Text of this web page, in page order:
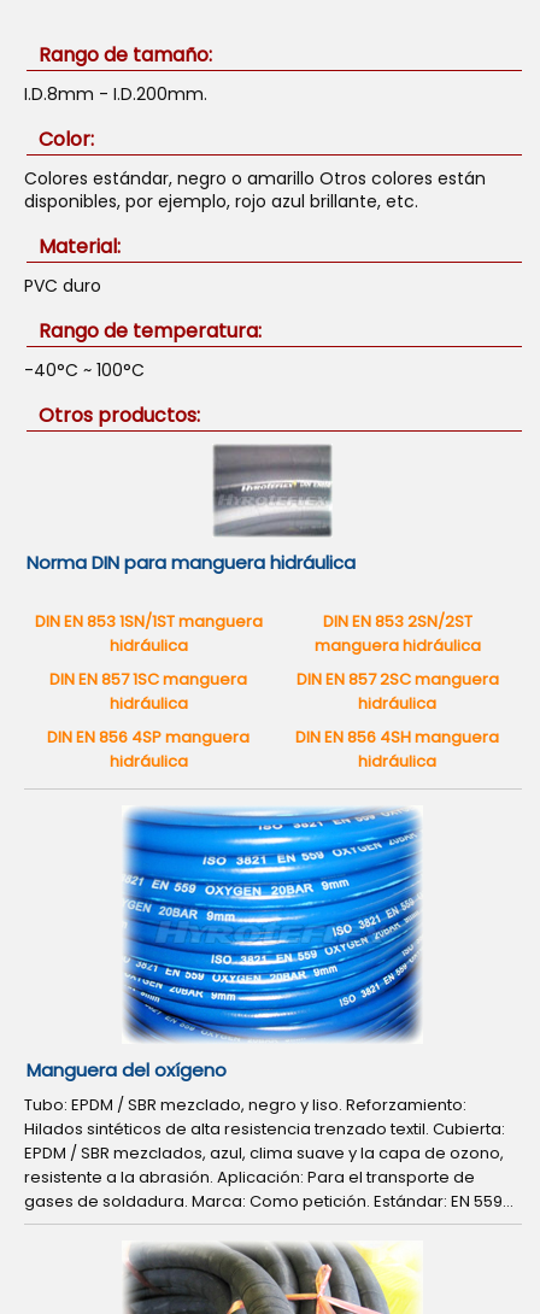
Rango de tamaño:
I.D.8mm - I.D.200mm.
Color:
Colores estándar, negro o amarillo Otros colores están
disponibles, por ejemplo, rojo azul brillante, etc.
Material:
PVC duro
Rango de temperatura:
-40°C ~ 100°C
Otros productos:
Norma DIN para manguera hidráulica
DIN EN 853 1SN/1ST manguera
hidráulica
DIN EN 853 2SN/2ST
manguera hidráulica
DIN EN 857 1SC manguera
hidráulica
DIN EN 857 2SC manguera
hidráulica
DIN EN 856 4SP manguera
hidráulica
DIN EN 856 4SH manguera
hidráulica
Manguera del oxígeno
Tubo: EPDM / SBR mezclado, negro y liso. Reforzamiento:
Hilados sintéticos de alta resistencia trenzado textil. Cubierta:
EPDM / SBR mezclados, azul, clima suave y la capa de ozono,
resistente a la abrasión. Aplicación: Para el transporte de
gases de soldadura. Marca: Como petición. Estándar: EN 559...